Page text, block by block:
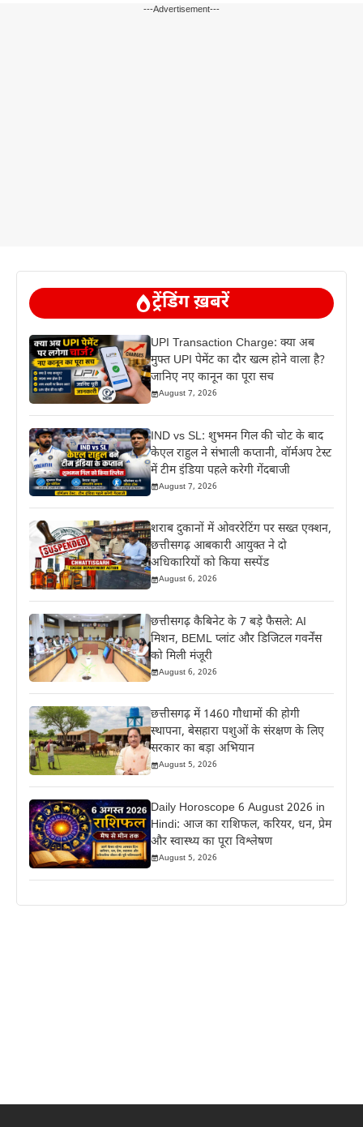
---Advertisement---
ट्रेंडिंग ख़बरें
UPI Transaction Charge: क्या अब
मुफ्त UPI पेमेंट का दौर खत्म होने वाला है?
जानिए नए कानून का पूरा सच
August 7, 2026
IND vs SL: शुभमन गिल की चोट के बाद
केएल राहुल ने संभाली कप्तानी, वॉर्मअप टेस्ट
में टीम इंडिया पहले करेगी गेंदबाजी
August 7, 2026
शराब दुकानों में ओवररेटिंग पर सख्त एक्शन,
छत्तीसगढ़ आबकारी आयुक्त ने दो
अधिकारियों को किया सस्पेंड
August 6, 2026
छत्तीसगढ़ कैबिनेट के 7 बड़े फैसले: AI
मिशन, BEML प्लांट और डिजिटल गवर्नेंस
को मिली मंजूरी
August 6, 2026
छत्तीसगढ़ में 1460 गौधामों की होगी
स्थापना, बेसहारा पशुओं के संरक्षण के लिए
सरकार का बड़ा अभियान
August 5, 2026
Daily Horoscope 6 August 2026 in
Hindi: आज का राशिफल, करियर, धन, प्रेम
और स्वास्थ्य का पूरा विश्लेषण
August 5, 2026